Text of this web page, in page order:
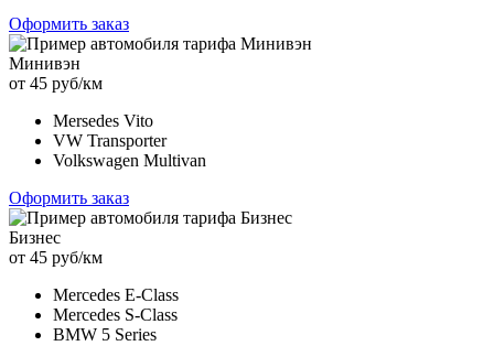
Оформить заказ
Минивэн
от 45 руб/км
Mersedes Vito
VW Transporter
Volkswagen Multivan
Оформить заказ
Бизнес
от 45 руб/км
Mercedes E-Class
Mercedes S-Class
BMW 5 Series